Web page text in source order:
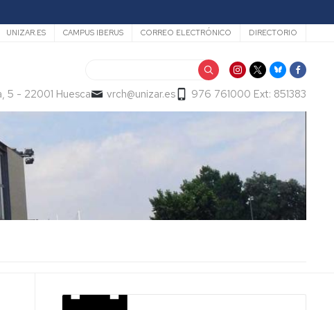
UNIZAR.ES CAMPUS IBERUS CORREO ELECTRÓNICO DIRECTORIO
5 - 22001 Huesca vrch@unizar.es 976 761000 Ext: 851383